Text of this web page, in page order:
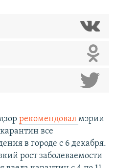
рекомендовал мэрии
все
в городе с 6 декабря.
рост заболеваемости